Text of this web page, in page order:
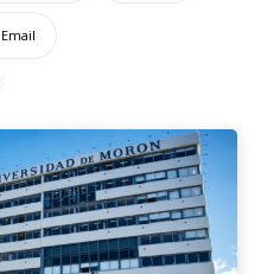
Email